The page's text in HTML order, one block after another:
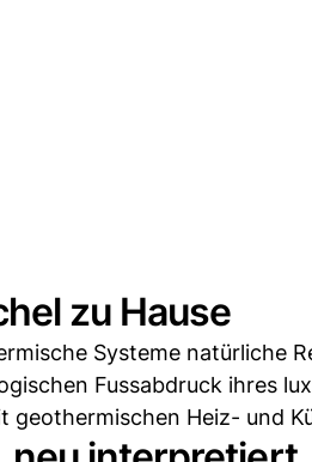
zu Hause
Systeme natürliche
Fussabdruck ihres
geothermischen Heiz- und